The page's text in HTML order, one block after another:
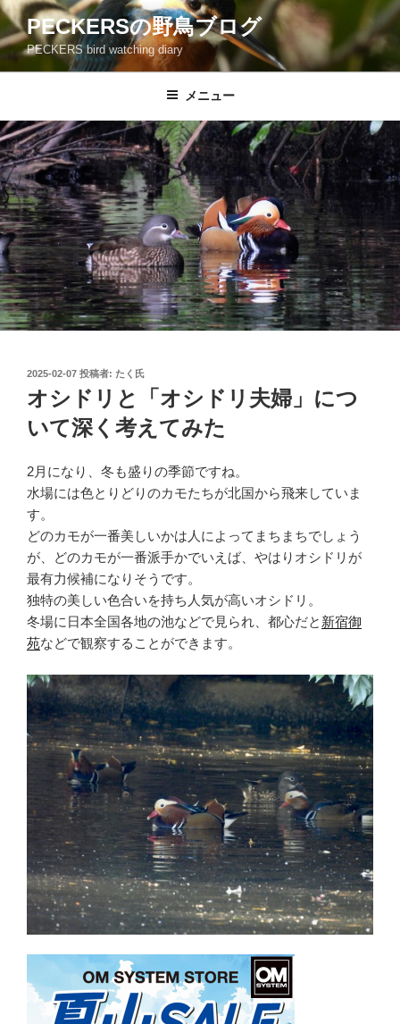
コ
ン
テ
ン
ス
キ
ッ
プ
PECKERSの野鳥ブログ
PECKERS bird watching diary
メニュー
投
日:
2025-02-07 投稿者: たく氏
オシドリと「オシドリ夫婦」につ
いて深く考えてみた
2月になり、冬も盛りの季節ですね。
水場には色とりどりのカモたちが北国から飛来していま
す。
どのカモが一番美しいかは人によってまちまちでしょう
が、どのカモが一番派手かでいえば、やはりオシドリが
最有力候補になりそうです。
独特の美しい色合いを持ち人気が高いオシドリ。
冬場に日本全国各地の池などで見られ、都心だと 新宿御
苑などで観察することができます。